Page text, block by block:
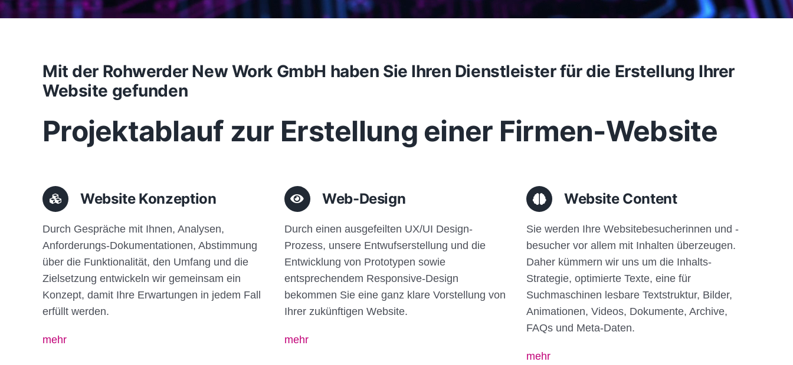
Mit der Rohwerder New Work GmbH haben Sie Ihren Dienstleister für die Erstellung Ihrer
Website gefunden
Projektablauf zur Erstellung einer Firmen-Website
Website Konzeption
Durch Gespräche mit Ihnen, Analysen,
Anforderungs-Dokumentationen, Abstimmung
über die Funktionalität, den Umfang und die
Zielsetzung entwickeln wir gemeinsam ein
Konzept, damit Ihre Erwartungen in jedem Fall
erfüllt werden.
mehr
Web-Design
Durch einen ausgefeilten UX/UI Design-
Prozess, unsere Entwufserstellung und die
Entwicklung von Prototypen sowie
entsprechendem Responsive-Design
bekommen Sie eine ganz klare Vorstellung von
Ihrer zukünftigen Website.
mehr
Website Content
Sie werden Ihre Websitebesucherinnen und -
besucher vor allem mit Inhalten überzeugen.
Daher kümmern wir uns um die Inhalts-
Strategie, optimierte Texte, eine für
Suchmaschinen lesbare Textstruktur, Bilder,
Animationen, Videos, Dokumente, Archive,
FAQs und Meta-Daten.
mehr